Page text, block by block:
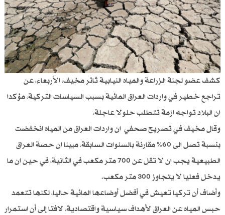
كشف عضو لجنة الزراعة والمياه النيابية ثائر مخيف، الأربعاء، عن
تراجع خطير في واردات العراق المائية بسبب السياسات التركية، مؤكدا
ان البلاد تواجه ازمة تتطلب حلولا عاجلة.
وقال مخيف في تصريح صحفي ان واردات العراق من المياه انخفضت
بنسبة تصل الى 60% مقارنة بالسنوات السابقة، مبينا ان حصة العراق
الطبيعية يجب ان لا تقل عن 700 متر مكعب في الثانية، في حين ان ما
يدخل فعليا لا يتجاوز 300 متر مكعب.
وأضاف أن تركيا تعيش في أفضل أوضاعها المائية حاليا، لكنها تتعمد
حبس المياه عن العراق لأهداف سياسية واقتصادية، لافتا إلى أن استمرار